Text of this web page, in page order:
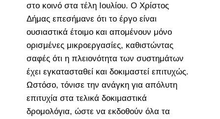
στο κοινό στα τέλη Ιουλίου. Ο Χρίστος
Δήμας επεσήμανε ότι το έργο είναι
ουσιαστικά έτοιμο και απομένουν μόνο
ορισμένες μικροεργασίες, καθιστώντας
σαφές ότι η πλειονότητα των συστημάτων
έχει εγκατασταθεί και δοκιμαστεί επιτυχώς.
Ωστόσο, τόνισε την ανάγκη για απόλυτη
επιτυχία στα τελικά δοκιμαστικά
δρομολόγια, ώστε να εκδοθούν όλα τα